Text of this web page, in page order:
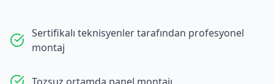
Sertifikalı teknisyenler tarafından profesyonel
montaj